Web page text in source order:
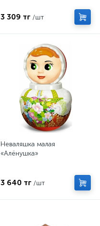
3 309 тг /шт
Неваляшка малая
«Алёнушка»
3 640 тг /шт